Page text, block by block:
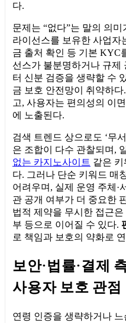
다.
문제는 “없다”는 말의 의
라이선스를 보유한 사업자
금 출처 확인 등 기본 KYC
선스가 불분명하거나 규제
터 신분 검증을 생략할 수
금 보호 안전망이 취약하
고, 사용자는 편의성의 이
에 노출된다.
검색 트렌드 상으로도 ‘무
은 조합이 다수 관찰되며,
없는 카지노사이트 같은
다. 그러나 단순 키워드 매
어려우며, 실제 운영 주체·
관 공개 여부가 더 중요한
법적 제약을 무시한 접근
부 등으로 이어질 수 있다.
로 책임과 보호의 약화로
보안·법률·결제
사용자 보호 관점
연령 인증을 생략하거나